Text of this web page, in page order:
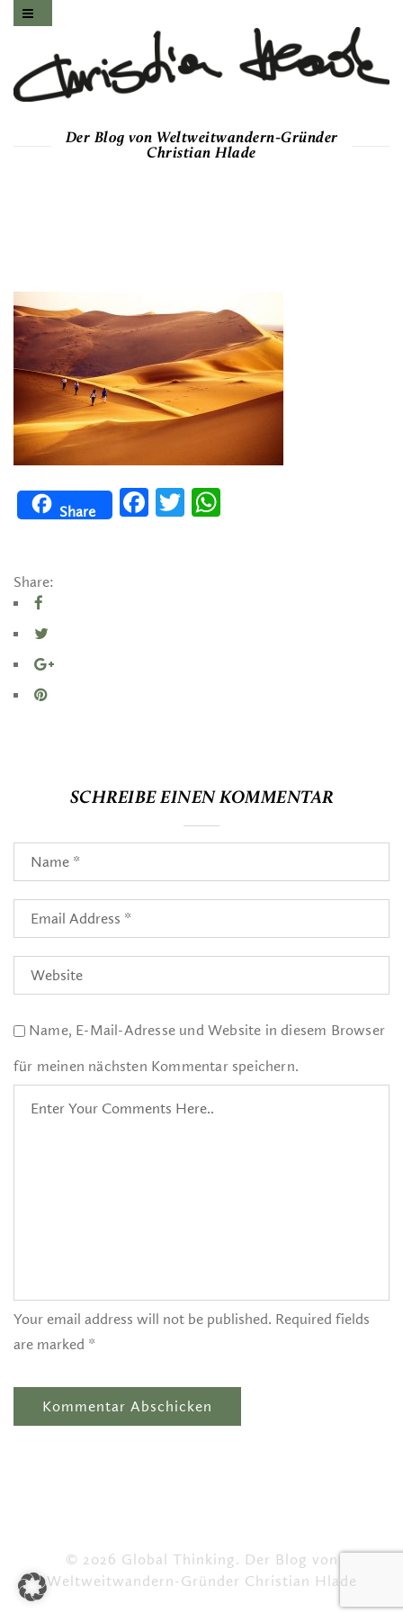
Der Blog von Weltweitwandern-Gründer
Christian Hlade
Share
FacebookTwitter
Share:
SCHREIBE EINEN KOMMENTAR
Name, E-Mail-Adresse und Website in diesem Browser
für meinen nächsten Kommentar speichern.
Your email address will not be published. Required fields
are marked *
© 2026 Global Thinking. Der Blog von
Weltweitwandern-Gründer Christian Hlade